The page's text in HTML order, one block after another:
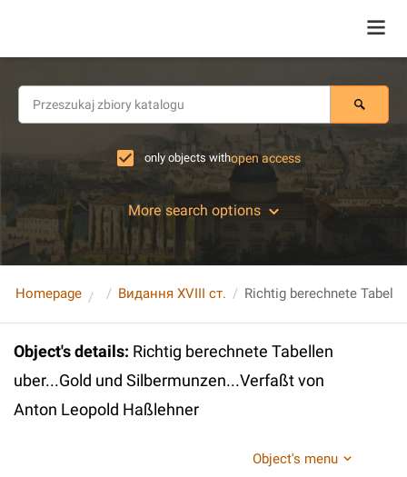
only objects withopen access
More search options
Homepage Видання XVIII ст.
Object's details: Richtig berechnete Tabellen
uber...Gold und Silbermunzen...Verfaßt von
Anton Leopold Haßlehner
Object's menu